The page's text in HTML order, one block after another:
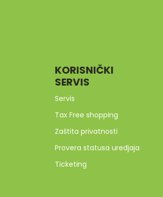
KORISNIČKI
SERVIS
Servis
Tax Free shopping
Zaštita privatnosti
Provera statusa uredjaja
Ticketing